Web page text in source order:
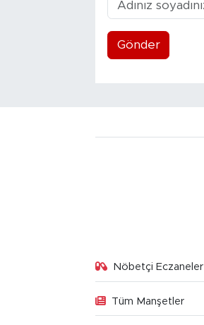
Gönder
Nöbetçi Eczaneler
Tüm Manşetler